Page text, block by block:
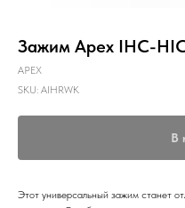
Зажим Apex IHC-
APEX
SKU: AIHRWK
В
Этот универсальный зажим станет